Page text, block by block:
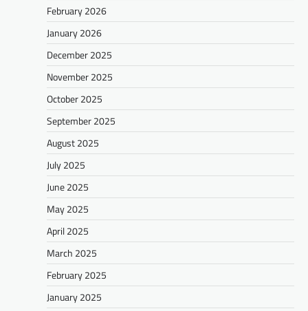
February 2026
January 2026
December 2025
November 2025
October 2025
September 2025
August 2025
July 2025
June 2025
May 2025
April 2025
March 2025
February 2025
January 2025